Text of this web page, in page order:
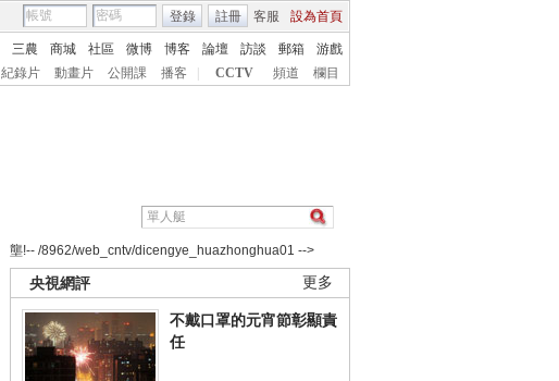
客服 設為首頁
登錄 註冊
三農 商城 社區 微博 博客 論壇 訪談 郵箱
游戲
紀錄片 動畫片 公開課 播客 CCTV 頻道 欄目
壟!-- /8962/web_cntv/dicengye_huazhonghua01 -->
更多
央視網評
不戴口罩的元宵節彰顯責
任